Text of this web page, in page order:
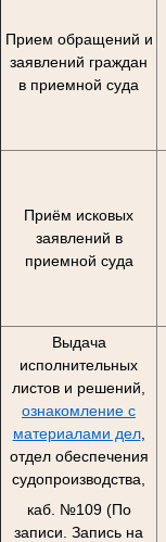
Прием обращений и
заявлений граждан
в приемной суда
Приём исковых
заявлений в
приемной суда
Выдача
исполнительных
листов и решений,
ознакомление с
материалами дел,
отдел обеспечения
судопроизводства,
каб. №109 (По
записи. Запись на